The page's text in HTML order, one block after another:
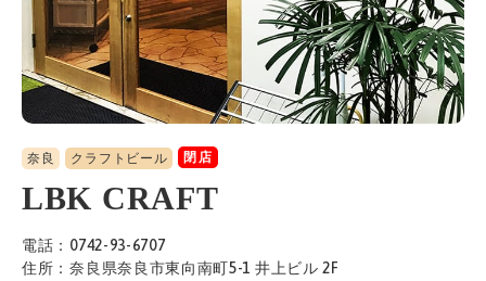
奈良 クラフトビール 閉店
LBK CRAFT
電話：0742-93-6707
住所：奈良県奈良市東向南町5-1 井上ビル 2F